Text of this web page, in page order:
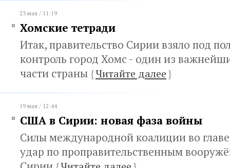
23 мая / 11:19
Хомские тетради
Итак, правительство Сирии взяло под
контроль город Хомс - один из
части страны {Читайте далее}
19 мая / 12:44
США в Сирии: новая фаза войны
Силы международной коалиции во
удар по проправительственным